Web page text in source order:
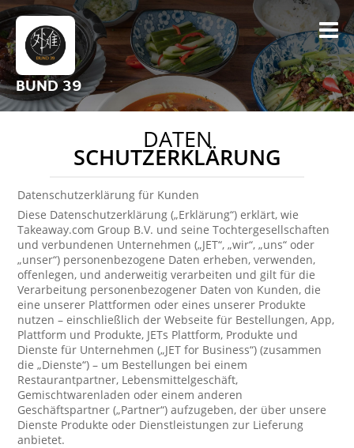
BUND 39
DATEN
SCHUTZERKLÄRUNG
Datenschutzerklärung für Kunden
Diese Datenschutzerklärung („Erklärung“) erklärt, wie
Takeaway.com Group B.V. und seine Tochtergesellschaften
und verbundenen Unternehmen („JET“, „wir“, „uns“ oder
„unser“) personenbezogene Daten erheben, verwenden,
offenlegen, und anderweitig verarbeiten und gilt für die
Verarbeitung personenbezogener Daten von Kunden, die
eine unserer Plattformen oder eines unserer Produkte
nutzen – einschließlich der Webseite für Bestellungen, App,
Plattform und Produkte, JETs Plattform, Produkte und
Dienste für Unternehmen („JET for Business“) (zusammen
die „Dienste“) – um Bestellungen bei einem
Restaurantpartner, Lebensmittelgeschäft,
Gemischtwarenladen oder einem anderen
Geschäftspartner („Partner“) aufzugeben, der über unsere
Dienste Produkte oder Dienstleistungen zur Lieferung
anbietet.